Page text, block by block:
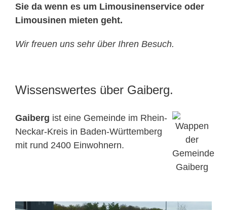
Sie da wenn es um Limousinenservice oder
Limousinen mieten geht.
Wir freuen uns sehr über Ihren Besuch.
Wissenswertes über Gaiberg.
Gaiberg ist eine Gemeinde im Rhein-
Neckar-Kreis in Baden-Württemberg
mit rund 2400 Einwohnern.